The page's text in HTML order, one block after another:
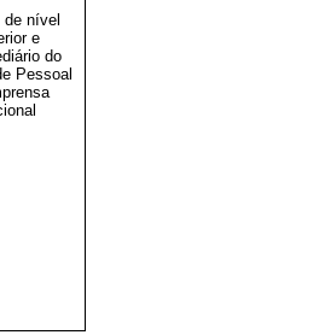
de nível
e
do
Pessoal